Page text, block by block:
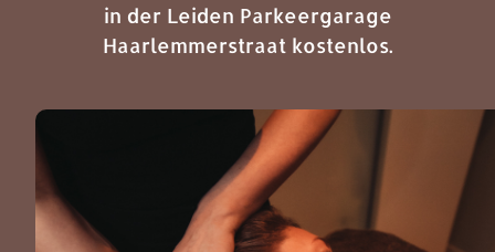
in der Leiden Parkeergarage
Haarlemmerstraat kostenlos.